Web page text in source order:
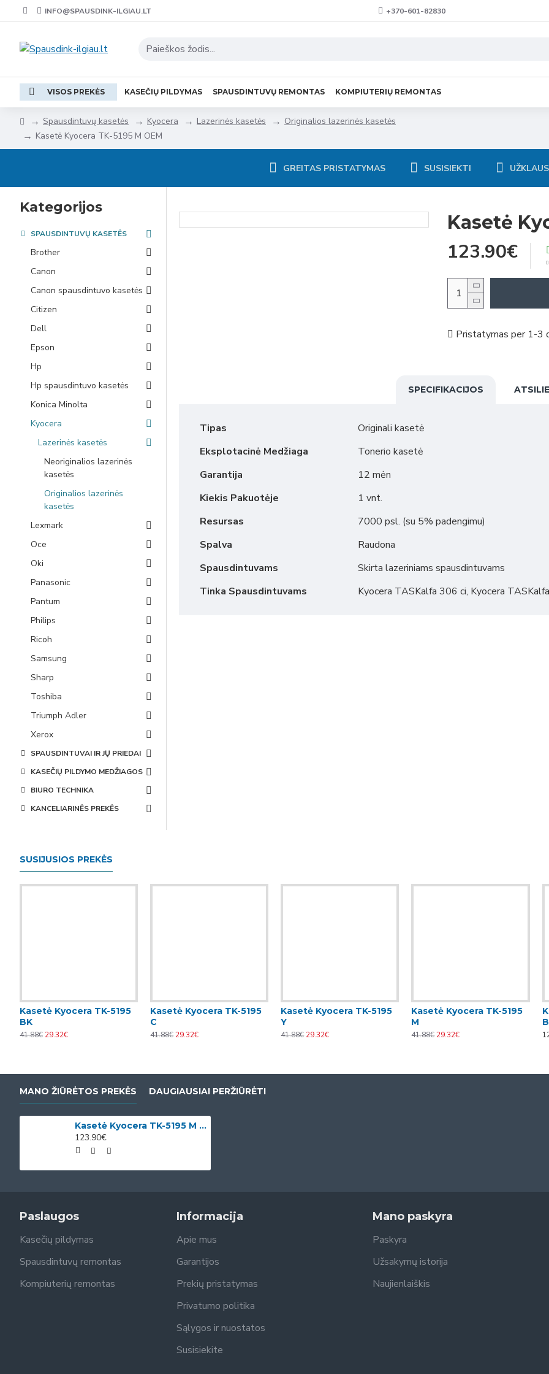
INFO@SPAUSDINK-ILGIAU.LT +370-601-82830
VISOS PREKĖS KASEČIŲ PILDYMAS SPAUSDINTUVŲ REMONTAS KOMPIUTERIŲ REMONTAS
Spausdintuvų kasetės Kyocera Lazerinės kasetės
Originalios lazerinės kasetės
Kasetė Kyocera TK-5195 M OEM
GREITAS PRISTATYMAS SUSISIEKTI
Kategorijos
SPAUSDINTUVŲ KASETĖS
Brother
Canon
Canon spausdintuvo kasetės
Citizen
Dell
Epson
Hp
Hp spausdintuvo kasetės
Konica Minolta
Kyocera
Lazerinės kasetės
Neoriginalios lazerinės
kasetės
Originalios lazerinės
kasetės
Lexmark
Oce
Oki
Panasonic
Pantum
Philips
Ricoh
Samsung
Sharp
Toshiba
Triumph Adler
Xerox
SPAUSDINTUVAI IR JŲ PRIEDAI
KASEČIŲ PILDYMO MEDŽIAGOS
BIURO TECHNIKA
KANCELIARINĖS PREKĖS
Kasetė
123.90€
Pristatymas per 1-3
SPECIFIKACIJOS
Tipas
Originali kasetė
Eksplotacinė Medžiaga
Tonerio kasetė
Garantija
12 mėn
Kiekis Pakuotėje
1 vnt.
Resursas
7000 psl. (su 5% padengimu)
Spalva
Raudona
Spausdintuvams
Skirta lazeriniams spausdintuvams
Tinka Spausdintuvams
Kyocera TASKalfa 306 ci, Kyocera
SUSIJUSIOS PREKĖS
Kasetė Kyocera TK-5195
BK
41.88€ 29.32€
Kasetė Kyocera TK-5195
C
41.88€ 29.32€
Kasetė Kyocera TK-5195
Y
41.88€ 29.32€
Kasetė Kyocera TK-5195
M
41.88€ 29.32€
MANO ŽIŪRĖTOS PREKĖS DAUGIAUSIAI PERŽIŪRĖTI
Kasetė Kyocera TK-5195 M OEM
123.90€
Paslaugos
Kasečių pildymas
Spausdintuvų remontas
Kompiuterių remontas
Informacija
Apie mus
Garantijos
Prekių pristatymas
Privatumo politika
Sąlygos ir nuostatos
Susisiekite
Mano paskyra
Paskyra
Užsakymų istorija
Naujienlaiškis